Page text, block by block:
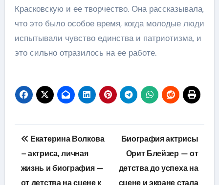
Красковскую и ее творчество. Она рассказывала,
что это было особое время, когда молодые люди
испытывали чувство единства и патриотизма, и
это сильно отразилось на ее работе.
Навигация
по
записям
Екатерина Волкова
– актриса, личная
жизнь и биография —
от детства на сцене к
Биография актрисы
Орит Блейзер — от
детства до успеха на
сцене и экране стала